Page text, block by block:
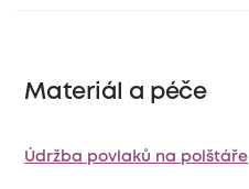
Materiál a péče
Údržba povlaků na polštáře